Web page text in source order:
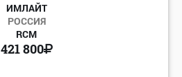
ИМЛАЙТ
РОССИЯ
RCM
421 800